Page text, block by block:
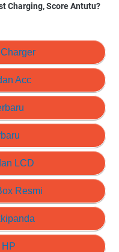
Charging, Score Antutu?
Acc
LCD
Resmi